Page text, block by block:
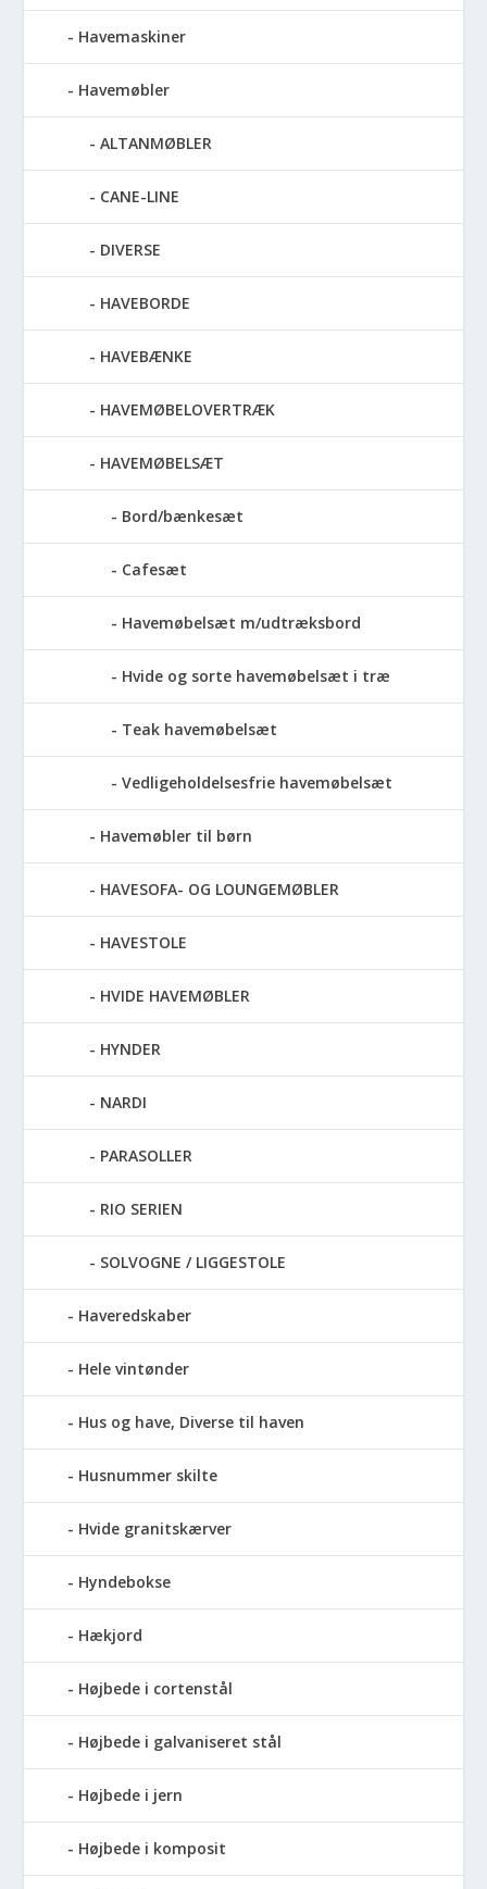
Havemaskiner
Havemøbler
ALTANMØBLER
CANE-LINE
DIVERSE
HAVEBORDE
HAVEBÆNKE
HAVEMØBELOVERTRÆK
HAVEMØBELSÆT
Bord/bænkesæt
Cafesæt
Havemøbelsæt m/udtræksbord
Hvide og sorte havemøbelsæt i træ
Teak havemøbelsæt
Vedligeholdelsesfrie havemøbelsæt
Havemøbler til børn
HAVESOFA- OG LOUNGEMØBLER
HAVESTOLE
HVIDE HAVEMØBLER
HYNDER
NARDI
PARASOLLER
RIO SERIEN
SOLVOGNE / LIGGESTOLE
Haveredskaber
Hele vintønder
Hus og have, Diverse til haven
Husnummer skilte
Hvide granitskærver
Hyndebokse
Hækjord
Højbede i cortenstål
Højbede i galvaniseret stål
Højbede i jern
Højbede i komposit